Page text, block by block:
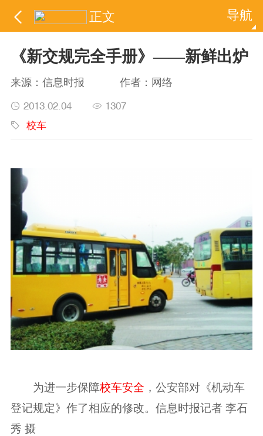
 正文 导航
《新交规完全手册》——新鲜出炉
来源： 信息时报 作者： 网络
 2013.02.04  1307
 校车
为进一步保障校车安全 ，公安部对《机动车
登记规定》作了相应的修改。信息时报记者 李石
秀 摄